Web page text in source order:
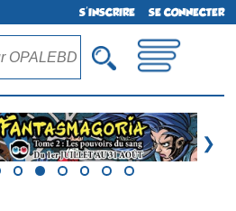
S'INSCRIRE SE CONNECTER
❯